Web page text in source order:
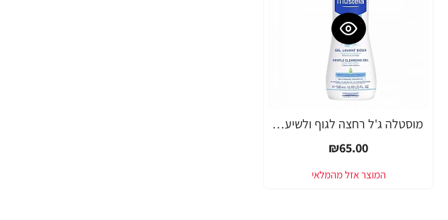
מוסטלה ג'ל רחצה לגוף ולשיער לתינוקות וילדים 500 מ"ל - מבית Mustela
₪65.00